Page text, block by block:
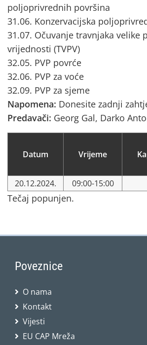
poljoprivrednih površina
31.06. Konzervacijska
31.07. Očuvanje travnjaka velike
vrijednosti (TVPV)
32.05. PVP povrće
32.06. PVP za voće
32.09. PVP za sjeme
Napomena: Donesite zadnji
Predavači: Georg Gal, Darko
Datum Vrijeme
20.12.2024. 09:00-15:00
Tečaj popunjen.
Poveznice
O nama
Kontakt
Vijesti
EU CAP Mreža